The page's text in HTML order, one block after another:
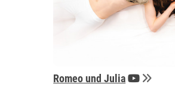
Romeo und Julia